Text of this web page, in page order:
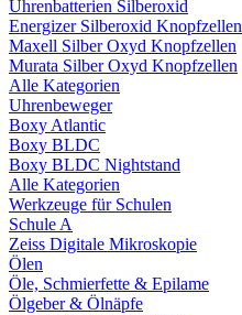
Uhrenbatterien Silberoxid
Energizer Silberoxid Knopfzellen
Maxell Silber Oxyd Knopfzellen
Murata Silber Oxyd Knopfzellen
Alle Kategorien
Uhrenbeweger
Boxy Atlantic
Boxy BLDC
Boxy BLDC Nightstand
Alle Kategorien
Werkzeuge für Schulen
Schule A
Zeiss Digitale Mikroskopie
Ölen
Öle, Schmierfette & Epilame
Ölgeber & Ölnäpfe